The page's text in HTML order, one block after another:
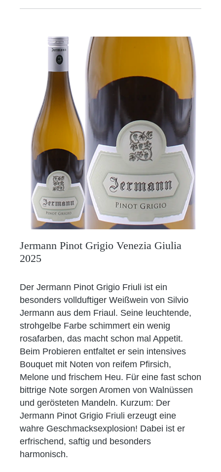
Jermann Pinot Grigio Venezia Giulia
2025
Der Jermann Pinot Grigio Friuli ist ein
besonders vollduftiger Weißwein von Silvio
Jermann aus dem Friaul. Seine leuchtende,
strohgelbe Farbe schimmert ein wenig
rosafarben, das macht schon mal Appetit.
Beim Probieren entfaltet er sein intensives
Bouquet mit Noten von reifem Pfirsich,
Melone und frischem Heu. Für eine fast schon
bittrige Note sorgen Aromen von Walnüssen
und gerösteten Mandeln. Kurzum: Der
Jermann Pinot Grigio Friuli erzeugt eine
wahre Geschmacksexplosion! Dabei ist er
erfrischend, saftig und besonders
harmonisch.